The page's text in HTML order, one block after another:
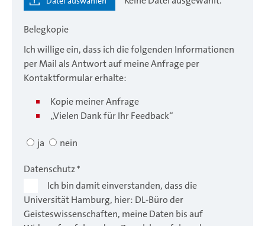
Belegkopie
Ich willige ein, dass ich die folgenden Informationen
per Mail als Antwort auf meine Anfrage per
Kontaktformular erhalte:
Kopie meiner Anfrage
„Vielen Dank für Ihr Feedback“
ja nein
Datenschutz*
Ich bin damit einverstanden, dass die
Universität Hamburg, hier: DL-Büro der
Geisteswissenschaften, meine Daten bis auf